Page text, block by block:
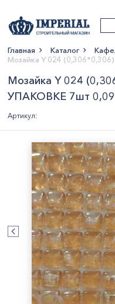
Главная Каталог
Мозайка Y 024
Мозайка Y 024
УПАКОВКЕ 7шт
Артикул: